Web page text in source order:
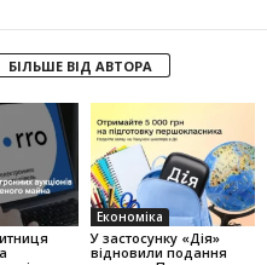
БІЛЬШЕ ВІД АВТОРА
Економіка
У застосунку «Дія»
відновили подання